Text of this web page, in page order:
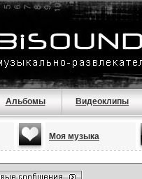
Альбомы Видеоклипы
Моя музыка